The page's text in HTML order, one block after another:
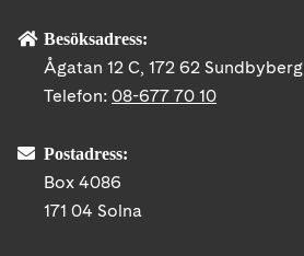
Besöksadress:
Ågatan 12 C, 172 62 Sundbyberg
Telefon: 08-677 70 10
Postadress:
Box 4086
171 04 Solna